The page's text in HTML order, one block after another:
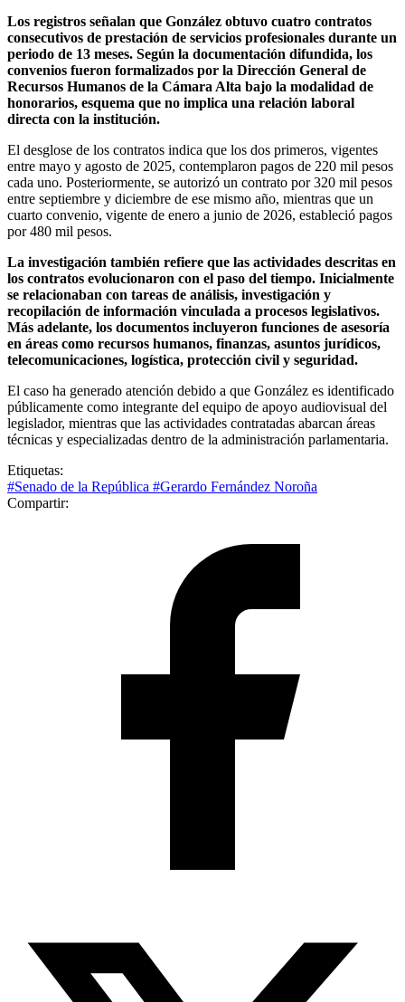
Los registros señalan que González obtuvo cuatro contratos
consecutivos de prestación de servicios profesionales durante un
periodo de 13 meses. Según la documentación difundida, los
convenios fueron formalizados por la Dirección General de
Recursos Humanos de la Cámara Alta bajo la modalidad de
honorarios, esquema que no implica una relación laboral
directa con la institución.
El desglose de los contratos indica que los dos primeros, vigentes
entre mayo y agosto de 2025, contemplaron pagos de 220 mil pesos
cada uno. Posteriormente, se autorizó un contrato por 320 mil pesos
entre septiembre y diciembre de ese mismo año, mientras que un
cuarto convenio, vigente de enero a junio de 2026, estableció pagos
por 480 mil pesos.
La investigación también refiere que las actividades descritas en
los contratos evolucionaron con el paso del tiempo. Inicialmente
se relacionaban con tareas de análisis, investigación y
recopilación de información vinculada a procesos legislativos.
Más adelante, los documentos incluyeron funciones de asesoría
en áreas como recursos humanos, finanzas, asuntos jurídicos,
telecomunicaciones, logística, protección civil y seguridad.
El caso ha generado atención debido a que González es identificado
públicamente como integrante del equipo de apoyo audiovisual del
legislador, mientras que las actividades contratadas abarcan áreas
técnicas y especializadas dentro de la administración parlamentaria.
Etiquetas:
#Senado de la República #Gerardo Fernández Noroña
Compartir: